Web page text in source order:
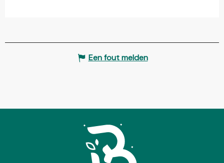
Een fout melden